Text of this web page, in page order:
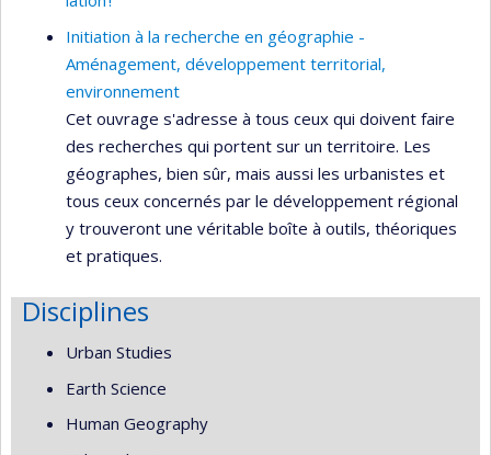
Initiation à la recherche en géographie -
Aménagement, développement territorial,
environnement
Cet ouvrage s'adresse à tous ceux qui doivent faire
des recherches qui portent sur un territoire. Les
géographes, bien sûr, mais aussi les urbanistes et
tous ceux concernés par le développement régional
y trouveront une véritable boîte à outils, théoriques
et pratiques.
Disciplines
Urban Studies
Earth Science
Human Geography